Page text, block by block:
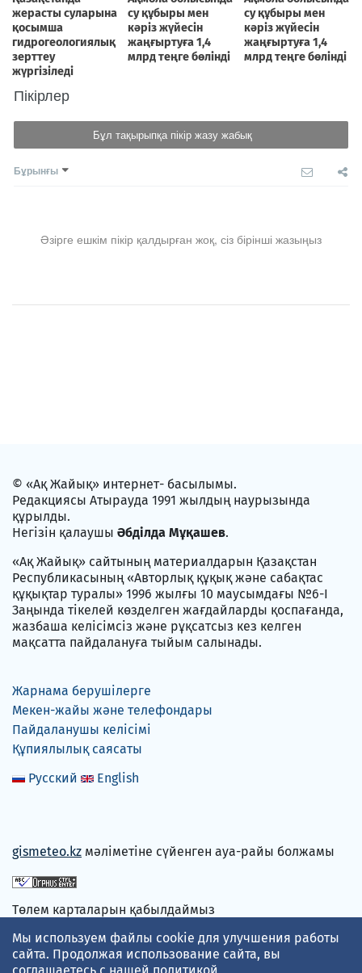
Пікірлер
Бұл тақырыпқа пікір жазу жабық
Бұрынғы
Әзірге ешкім пікір қалдырған жоқ, сіз бірінші жазыңыз
© «Ақ Жайық» интернет- басылымы.
Редакциясы Атырауда 1991 жылдың наурызында
құрылды.
Негізін қалаушы Әбділда Мұқашев.
«Ақ Жайық» сайтының материалдарын Қазақстан
Республикасының «Авторлық құқық және сабақтас
құқықтар туралы» 1996 жылғы 10 маусымдағы №6-I
Заңында тікелей көзделген жағдайларды қоспағанда,
жазбаша келісімсіз және рұқсатсыз кез келген
мақсатта пайдалануға тыйым салынады.
Жарнама берушілерге
Мекен-жайы және телефондары
Пайдаланушы келісімі
Құпиялылық саясаты
Русский
English
gismeteo.kz мәліметіне сүйенген ауа-райы болжамы
Төлем карталарын қабылдаймыз
Мы используем файлы cookie для улучшения работы
сайта. Продолжая использование сайта, вы